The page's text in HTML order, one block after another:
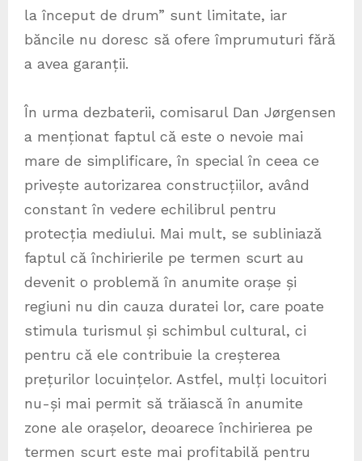
la început de drum” sunt limitate, iar
băncile nu doresc să ofere împrumuturi fără
a avea garanții.
În urma dezbaterii, comisarul Dan Jørgensen
a menționat faptul că este o nevoie mai
mare de simplificare, în special în ceea ce
privește autorizarea construcțiilor, având
constant în vedere echilibrul pentru
protecția mediului. Mai mult, se subliniază
faptul că închirierile pe termen scurt au
devenit o problemă în anumite orașe și
regiuni nu din cauza duratei lor, care poate
stimula turismul și schimbul cultural, ci
pentru că ele contribuie la creșterea
prețurilor locuințelor. Astfel, mulți locuitori
nu-și mai permit să trăiască în anumite
zone ale orașelor, deoarece închirierea pe
termen scurt este mai profitabilă pentru